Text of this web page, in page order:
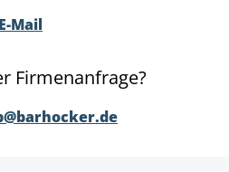
Mail
Firmenanfrage?